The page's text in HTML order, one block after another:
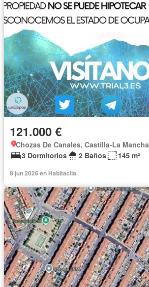
121.000 €
Chozas De Canales, Castilla-La Mancha
3 Dormitorios
2 Baños 145 m²
8 jun 2026 en Habitaclia